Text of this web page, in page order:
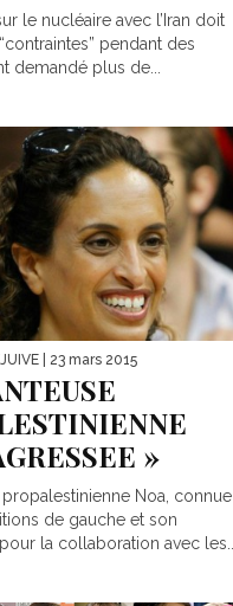
le nucléaire avec l’Iran doit
pendant des
demandé plus de...
| 23 mars 2015
»
propalestinienne Noa, connue
de gauche et son
la collaboration avec les...